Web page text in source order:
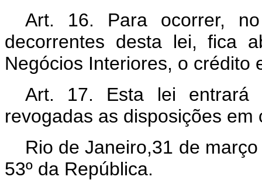
Art. 16. Para ocorrer,
decorrentes desta lei, fica
Negócios Interiores, o crédito
Art. 17. Esta lei entrará
revogadas as disposições em
Rio de Janeiro,31 de
53º da República.